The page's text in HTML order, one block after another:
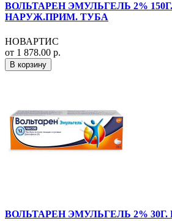
ВОЛЬТАРЕН ЭМУЛЬГЕЛЬ 2%
НАРУЖ.ПРИМ. ТУБА
НОВАРТИС
от 1 878.00 р.
В корзину
ВОЛЬТАРЕН ЭМУЛЬГЕЛЬ 2% 30Г.